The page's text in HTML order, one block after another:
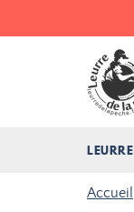
LEURRE
Accueil